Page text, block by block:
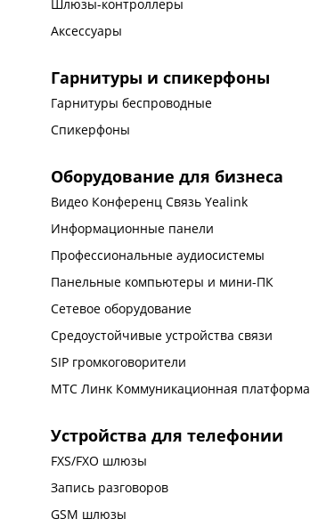
Шлюзы-контроллеры
Аксессуары
Гарнитуры и спикерфоны
Гарнитуры беспроводные
Спикерфоны
Оборудование для бизнеса
Видео Конференц Связь Yealink
Информационные панели
Профессиональные аудиосистемы
Панельные компьютеры и мини-ПК
Сетевое оборудование
Средоустойчивые устройства связи
SIP громкоговорители
МТС Линк Коммуникационная платформа
Устройства для телефонии
FXS/FXO шлюзы
Запись разговоров
GSM шлюзы